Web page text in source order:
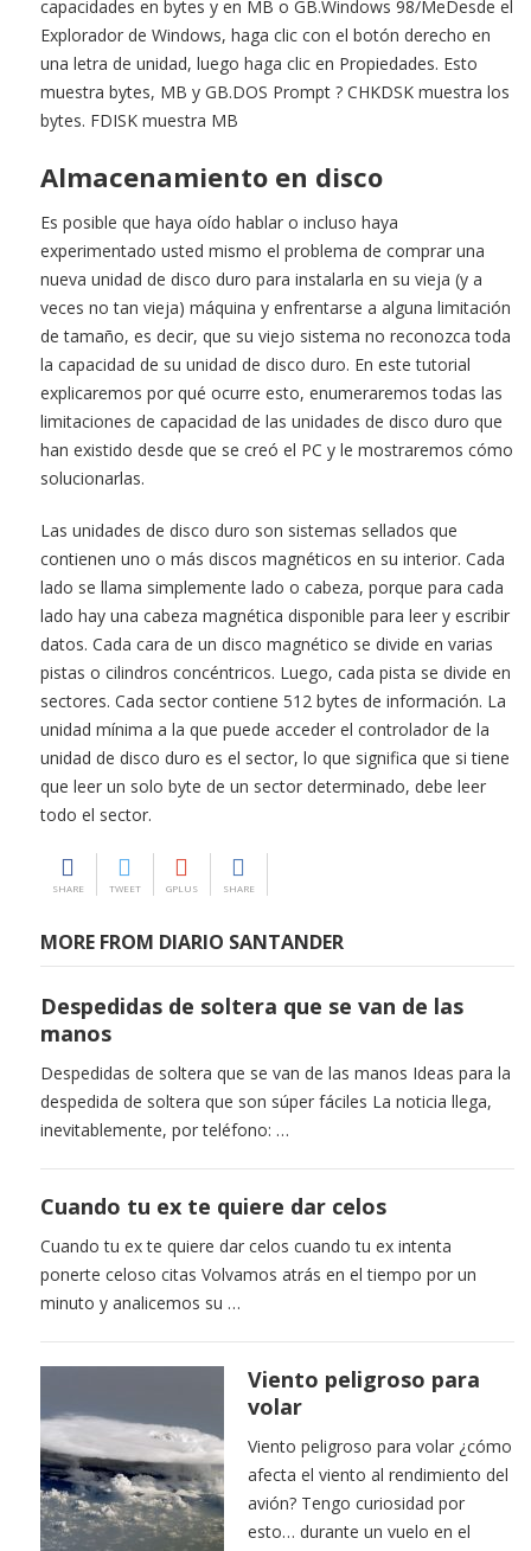
capacidades en bytes y en MB o GB.Windows 98/MeDesde el
Explorador de Windows, haga clic con el botón derecho en
una letra de unidad, luego haga clic en Propiedades. Esto
muestra bytes, MB y GB.DOS Prompt ? CHKDSK muestra los
bytes. FDISK muestra MB
Almacenamiento en disco
Es posible que haya oído hablar o incluso haya
experimentado usted mismo el problema de comprar una
nueva unidad de disco duro para instalarla en su vieja (y a
veces no tan vieja) máquina y enfrentarse a alguna limitación
de tamaño, es decir, que su viejo sistema no reconozca toda
la capacidad de su unidad de disco duro. En este tutorial
explicaremos por qué ocurre esto, enumeraremos todas las
limitaciones de capacidad de las unidades de disco duro que
han existido desde que se creó el PC y le mostraremos cómo
solucionarlas.
Las unidades de disco duro son sistemas sellados que
contienen uno o más discos magnéticos en su interior. Cada
lado se llama simplemente lado o cabeza, porque para cada
lado hay una cabeza magnética disponible para leer y escribir
datos. Cada cara de un disco magnético se divide en varias
pistas o cilindros concéntricos. Luego, cada pista se divide en
sectores. Cada sector contiene 512 bytes de información. La
unidad mínima a la que puede acceder el controlador de la
unidad de disco duro es el sector, lo que significa que si tiene
que leer un solo byte de un sector determinado, debe leer
todo el sector.
SHARE TWEET GPLUS SHARE
MORE FROM DIARIO SANTANDER
Despedidas de soltera que se van de las
manos
Despedidas de soltera que se van de las manos Ideas para la
despedida de soltera que son súper fáciles La noticia llega,
inevitablemente, por teléfono: …
Cuando tu ex te quiere dar celos
Cuando tu ex te quiere dar celos cuando tu ex intenta
ponerte celoso citas Volvamos atrás en el tiempo por un
minuto y analicemos su …
Viento peligroso para
volar
Viento peligroso para volar ¿cómo
afecta el viento al rendimiento del
avión? Tengo curiosidad por
esto… durante un vuelo en el